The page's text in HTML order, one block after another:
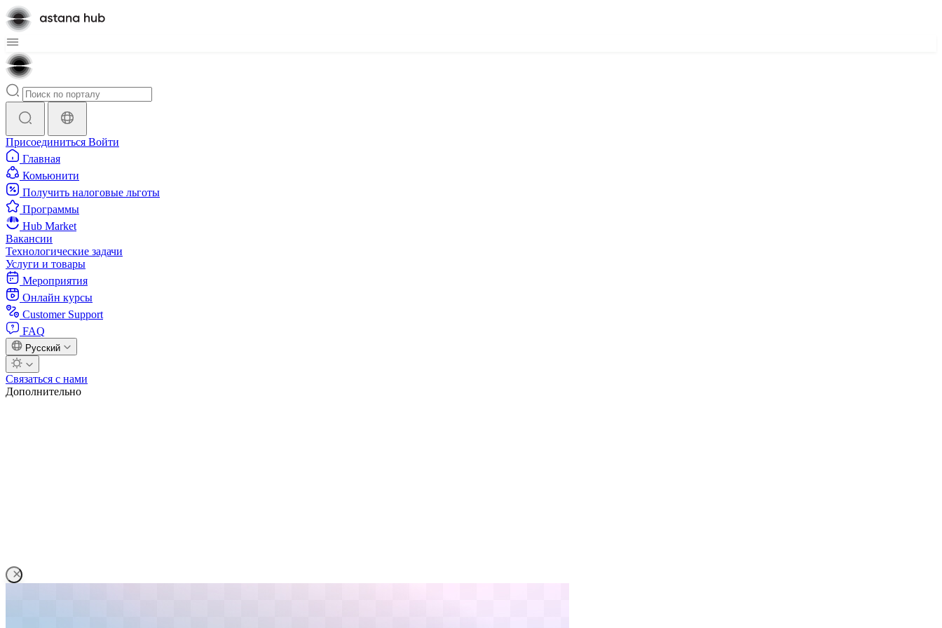
Присоединиться Войти
Главная
Комьюнити
Получить налоговые льготы
Программы
Hub Market
Вакансии
Технологические задачи
Услуги и товары
Мероприятия
Онлайн курсы
Customer Support
FAQ
Русский
Связаться с нами
Дополнительно